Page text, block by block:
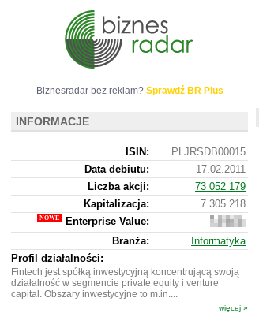
Biznesradar bez reklam? Sprawdź BR Plus
INFORMACJE
ISIN:
PLJRSDB00015
Data debiutu:
17.02.2011
Liczba akcji:
73 052 179
Kapitalizacja:
7 305 218
Enterprise Value:
311 218
Branża:
Informatyka
Profil działalności:
Fintech jest spółką inwestycyjną koncentrującą swoją
działalność w segmencie private equity i venture
capital. Obszary inwestycyjne to m.in....
więcej »